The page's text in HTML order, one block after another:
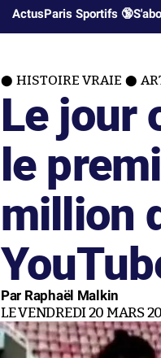
ActusParis Sportifs 🔞
HISTOIRE VRAIE
Le jour
le
million
Par Raphaël Malkin
LE VENDREDI 20 MARS